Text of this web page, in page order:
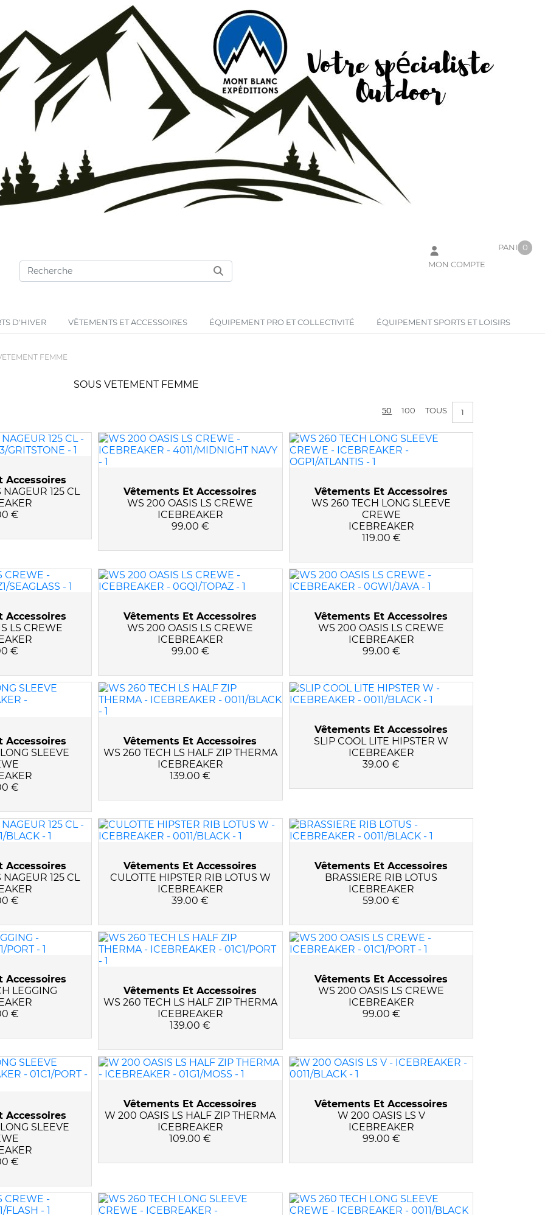
MON COMPTE
PANIER
0
D'HIVER VÊTEMENTS ET ACCESSOIRES ÉQUIPEMENT PRO ET COLLECTIVITÉ ÉQUIPEMENT SPORTS ET LOISIRS
FEMME
SOUS VETEMENT FEMME
50 100 TOUS 1
Accessoires
125 CL
€
Vêtements Et Accessoires
WS 200 OASIS LS CREWE
ICEBREAKER
99.00 €
Vêtements Et Accessoires
WS 260 TECH LONG SLEEVE
CREWE
ICEBREAKER
119.00 €
Accessoires
LS CREWE
€
Vêtements Et Accessoires
WS 200 OASIS LS CREWE
ICEBREAKER
99.00 €
Vêtements Et Accessoires
WS 200 OASIS LS CREWE
ICEBREAKER
99.00 €
Accessoires
SLEEVE
€
Vêtements Et Accessoires
WS 260 TECH LS HALF ZIP THERMA
ICEBREAKER
139.00 €
Vêtements Et Accessoires
SLIP COOL LITE HIPSTER W
ICEBREAKER
39.00 €
Accessoires
125 CL
€
Vêtements Et Accessoires
CULOTTE HIPSTER RIB LOTUS W
ICEBREAKER
39.00 €
Vêtements Et Accessoires
BRASSIERE RIB LOTUS
ICEBREAKER
59.00 €
Accessoires
LEGGING
€
Vêtements Et Accessoires
WS 260 TECH LS HALF ZIP THERMA
ICEBREAKER
139.00 €
Vêtements Et Accessoires
WS 200 OASIS LS CREWE
ICEBREAKER
99.00 €
Accessoires
SLEEVE
€
Vêtements Et Accessoires
W 200 OASIS LS HALF ZIP THERMA
ICEBREAKER
109.00 €
Vêtements Et Accessoires
W 200 OASIS LS V
ICEBREAKER
99.00 €